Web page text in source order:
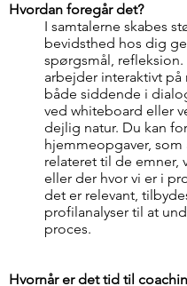
Hvordan foregår det?
I samtalerne skabes
bevidsthed hos dig
spørgsmål,
arbejder interaktivt på
både siddende i
ved whiteboard eller
dejlig natur. Du kan
hjemmeopgaver, som
relateret til de emner,
eller der hvor vi er i
det er relevant,
profilanalyser til at
proces.
Hvornår er det tid til